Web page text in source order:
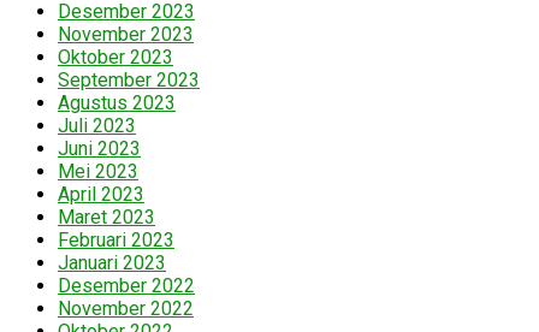
Desember 2023
November 2023
Oktober 2023
September 2023
Agustus 2023
Juli 2023
Juni 2023
Mei 2023
April 2023
Maret 2023
Februari 2023
Januari 2023
Desember 2022
November 2022